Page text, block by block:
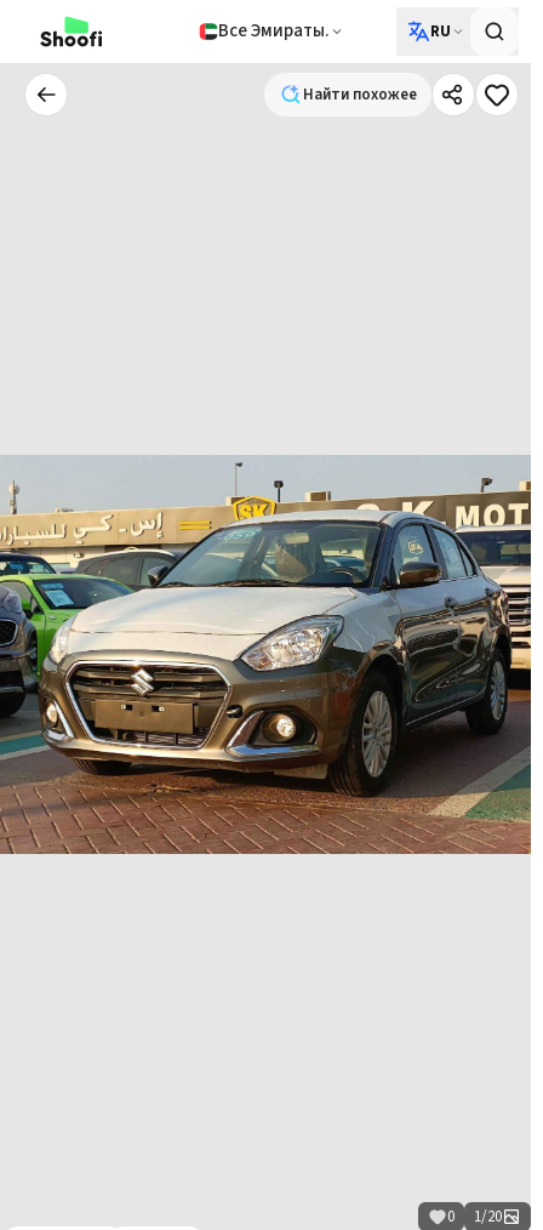
Все Эмираты. RU
Найти похожееНайти похожее
0 1/20